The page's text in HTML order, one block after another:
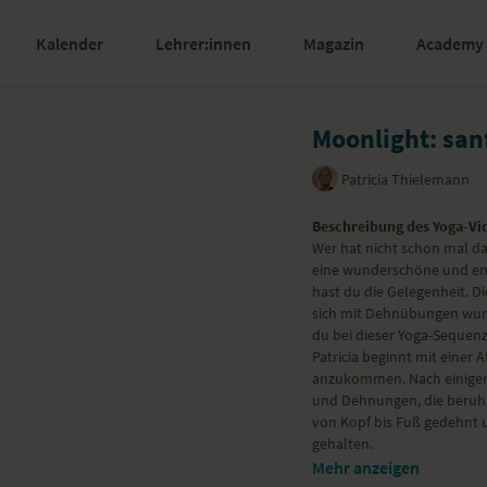
Kalender Lehrer:innen Magazin Academy
Moonlight:
Patricia Thielemann
Beschreibung des Yoga-
Wer hat nicht schon mal
eine wunderschöne und
hast du die Gelegenheit.
sich mit Dehnübungen
du bei dieser Yoga-
Patricia beginnt mit einer
anzukommen. Nach
und Dehnungen, die
von Kopf bis Fuß gedehnt
gehalten.
Benötigte Hilfsmittel
Mehr anzeigen